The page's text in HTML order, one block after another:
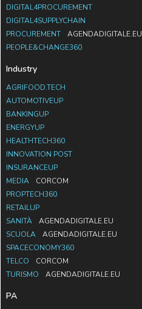
DIGITAL4PROCUREMENT
DIGITAL4SUPPLYCHAIN
PROCUREMENT
AGENDADIGITALE.EU
PEOPLE&CHANGE360
Industry
AGRIFOOD.TECH
AUTOMOTIVEUP
BANKINGUP
ENERGYUP
HEALTHTECH360
INNOVATION POST
INSURANCEUP
MEDIA
CORCOM
PROPTECH360
RETAILUP
SANITÀ
AGENDADIGITALE.EU
SCUOLA
AGENDADIGITALE.EU
SPACECONOMY360
TELCO
CORCOM
TURISMO
AGENDADIGITALE.EU
PA